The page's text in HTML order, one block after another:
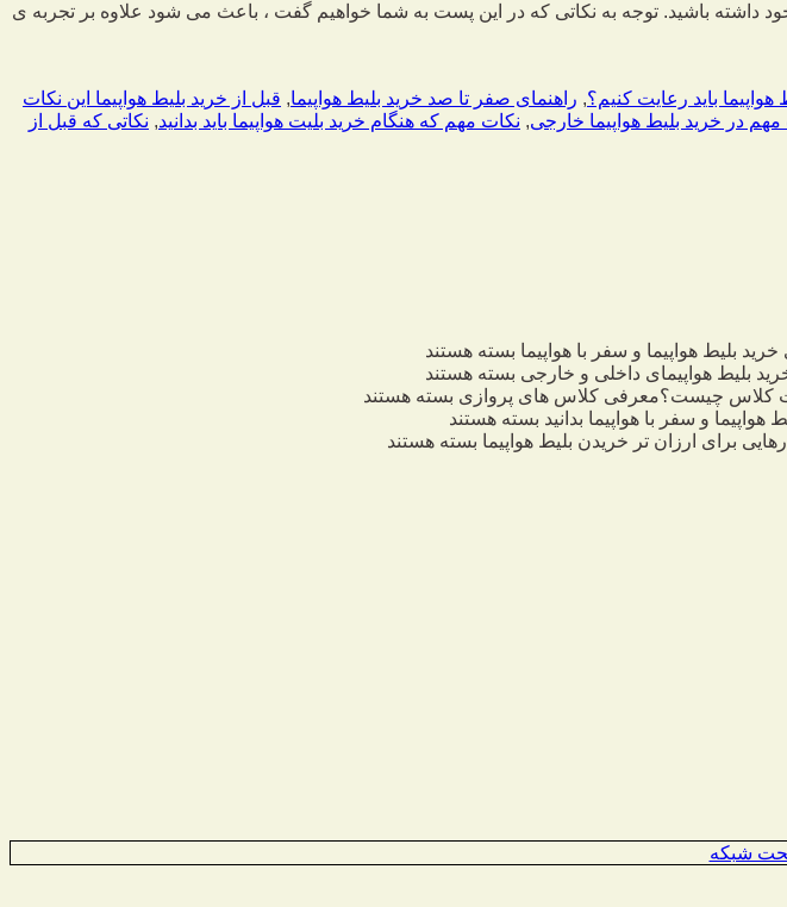
داشته باشید. توجه به نکاتی که در این پست به شما خواهیم گفت ، باعث می شود علاوه بر تجربه ی
باید رعایت کنیم؟, راهنمای صفر تا صد خرید بلیط هواپیما, قبل از خرید بلیط هواپیما این نکات
مهم در خرید بلیط هواپیما خارجی, نکات مهم که هنگام خرید بلیت هواپیما باید بدانید, نکاتی که قبل از
بلیط هواپیما و سفر با هواپیما بسته هستند
بلیط هواپیمای داخلی و خارجی بسته هستند
کلاس چیست؟معرفی کلاس های پروازی بسته هستند
و سفر با هواپیما بدانید بسته هستند
برای ارزان تر خریدن بلیط هواپیما بسته هستند
شبکه